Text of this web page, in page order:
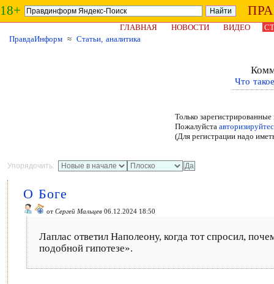
18+
ГЛАВНАЯ НОВОСТИ ВИДЕО
ПравдаИнформ ≈ Статьи, аналитика
Что
Только
Пожалуйста
(Для регистрации надо
Упорядочить:
О Боге
от Сергей Мальцев 06.12.2024 18:50
Лаплас ответил Наполеону, когда тот спросил,
подобной гипотезе».